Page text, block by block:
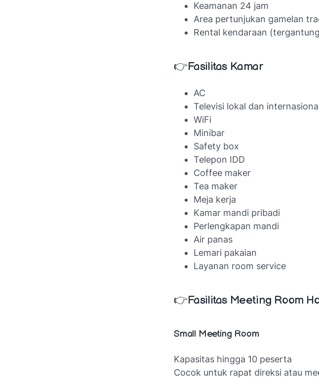
Keamanan 24 jam
Area pertunjukan gamelan
Rental kendaraan
👉Fasilitas Kamar
AC
Televisi lokal dan
WiFi
Minibar
Safety box
Telepon IDD
Coffee maker
Tea maker
Meja kerja
Kamar mandi pribadi
Perlengkapan mandi
Air panas
Lemari pakaian
Layanan room service
👉Fasilitas Meeting Room
Small Meeting Room
Kapasitas hingga 10 peserta
Cocok untuk rapat direksi atau